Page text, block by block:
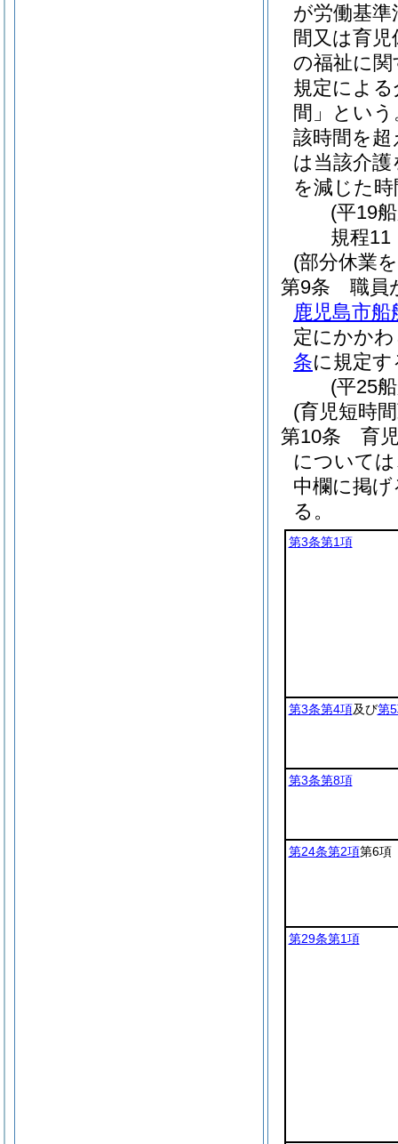
が労働基準
間又は育
の福祉に
規定によ
間」という
該時間を
は当該介
を減じた
(平19
規程11
(部分休業
第9条
職員
鹿児島市
定にかか
条に規定
(平25
(育児短時
第10条
育
について
中欄に掲
る。
第3条第1項
第3条第4項及び第
第3条第8項
第24条第2項第6項
第29条第1項